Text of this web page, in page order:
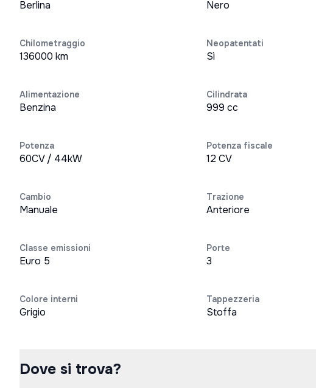
Berlina Nero
Chilometraggio
136000 km
Neopatentati
Sì
Alimentazione
Benzina
Cilindrata
999 cc
Potenza
60CV / 44kW
Potenza fiscale
12 CV
Cambio
Manuale
Trazione
Anteriore
Classe emissioni
Euro 5
Porte
3
Colore interni
Grigio
Tappezzeria
Stoffa
Dove si trova?